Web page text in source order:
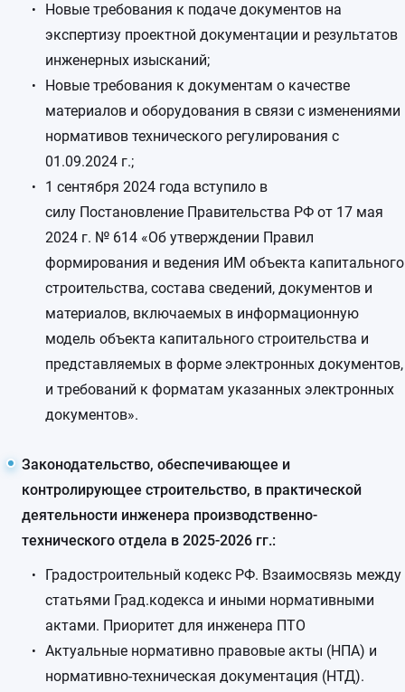
Новые требования к подаче документов на
экспертизу проектной документации и результатов
инженерных изысканий;
Новые требования к документам о качестве
материалов и оборудования в связи с изменениями
нормативов технического регулирования с
01.09.2024 г.;
1 сентября 2024 года вступило в
силу Постановление Правительства РФ от 17 мая
2024 г. № 614 «Об утверждении Правил
формирования и ведения ИМ объекта капитального
строительства, состава сведений, документов и
материалов, включаемых в информационную
модель объекта капитального строительства и
представляемых в форме электронных документов,
и требований к форматам указанных электронных
документов».
Законодательство, обеспечивающее и
контролирующее строительство, в практической
деятельности инженера производственно-
технического отдела в 2025-2026 гг.:
Градостроительный кодекс РФ. Взаимосвязь между
статьями Град.кодекса и иными нормативными
актами. Приоритет для инженера ПТО
Актуальные нормативно правовые акты (НПА) и
нормативно-техническая документация (НТД).